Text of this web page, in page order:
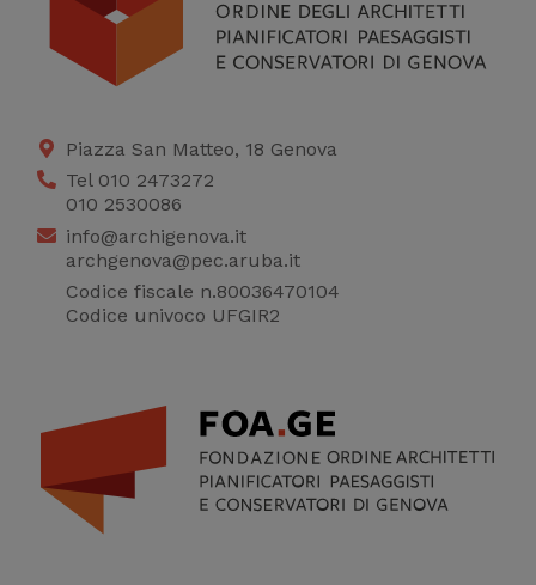
Piazza San Matteo, 18 Genova
Tel 010 2473272
010 2530086
info@archigenova.it
archgenova@pec.aruba.it
Codice fiscale n.80036470104
Codice univoco UFGIR2